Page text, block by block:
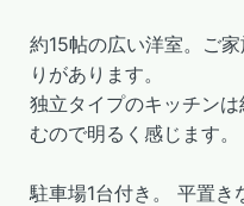
約15帖の広い洋室。ご
りがあります。
独立タイプのキッチン
むので明るく感じます。
駐車場1台付き。 平置